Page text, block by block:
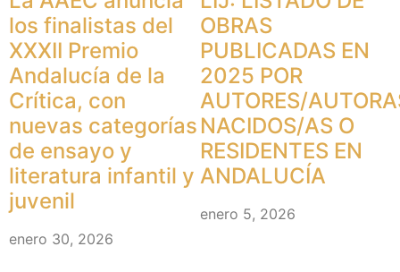
los finalistas del
XXXII Premio
Andalucía de la
Crítica, con
nuevas categorías
de ensayo y
literatura infantil y
juvenil
enero 30, 2026
OBRAS
PUBLICADAS EN
2025 POR
AUTORES/
NACIDOS/AS O
RESIDENTES EN
ANDALUCÍA
enero 5, 2026